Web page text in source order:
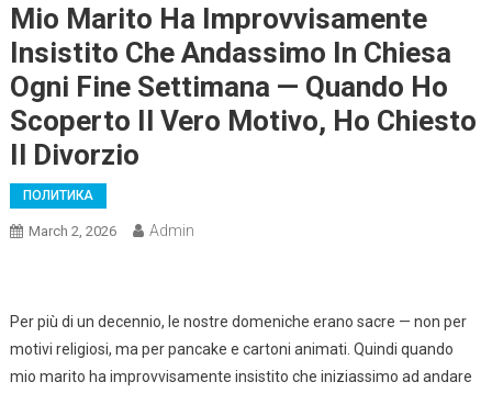
Mio Marito Ha Improvvisamente
Insistito Che Andassimo In Chiesa
Ogni Fine Settimana — Quando Ho
Scoperto Il Vero Motivo, Ho Chiesto
Il Divorzio
ПОЛИТИКА
March 2, 2026 Admin
Per più di un decennio, le nostre domeniche erano sacre — non per
motivi religiosi, ma per pancake e cartoni animati. Quindi quando
mio marito ha improvvisamente insistito che iniziassimo ad andare